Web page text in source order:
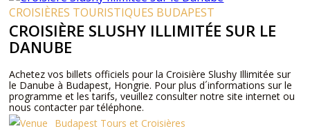
CROISIÈRES TOURISTIQUES BUDAPEST
CROISIÈRE SLUSHY ILLIMITÉE SUR LE
DANUBE
Achetez vos billets officiels pour la Croisière Slushy Illimitée sur
le Danube à Budapest, Hongrie. Pour plus d´informations sur le
programme et les tarifs, veuillez consulter notre site internet ou
nous contacter par téléphone.
Budapest Tours et Croisières